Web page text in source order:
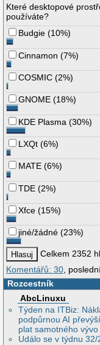
Které desktopové
používáte?
Budgie (10%)
Cinnamon (7%)
COSMIC (2%)
GNOME (18%)
KDE Plasma (30%)
LXQt (6%)
MATE (6%)
TDE (2%)
Xfce (15%)
jiné/žádné (23%)
Celkem 2352
Komentářů: 30 ,
Rozcestník
AbcLinuxu
Týden na ITBiz:
podpůrnou AI
plat samotného vývo
Událo se v týdnu 32/